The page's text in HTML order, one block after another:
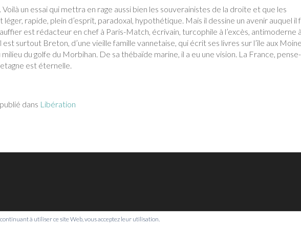
un essai qui mettra en rage aussi bien les souverainistes de la droite et que les
léger, rapide, plein d’esprit, paradoxal, hypothétique. Mais il dessine un avenir auquel il
est rédacteur en chef à Paris-Match, écrivain, turcophile à l’excès, antimoderne à
est surtout Breton, d’une vieille famille vannetaise, qui écrit ses livres sur l’île aux
du golfe du Morbihan. De sa thébaïde marine, il a eu une vision. La France,
est éternelle.
dans Libération
à utiliser ce site Web, vous acceptez leur utilisation.